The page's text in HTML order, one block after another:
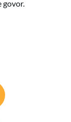
govor.